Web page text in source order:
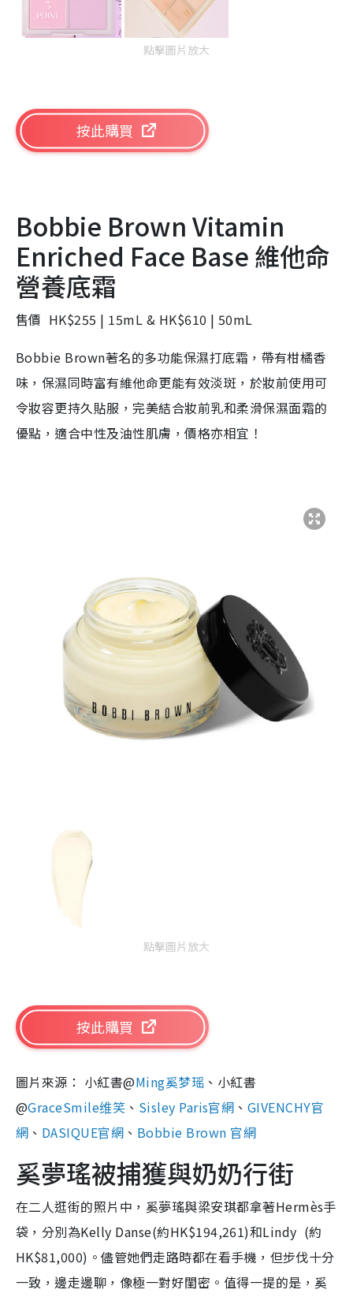
點擊圖片放大
按此購買
Bobbie Brown Vitamin
Enriched Face Base 維他命
營養底霜
售價 HK$255 | 15mL & HK$610 | 50mL
Bobbie Brown著名的多功能保濕打底霜，帶有柑橘香
味，保濕同時富有維他命更能有效淡斑，於妝前使用可
令妝容更持久貼服，完美結合妝前乳和柔滑保濕面霜的
優點，適合中性及油性肌膚，價格亦相宜！
點擊圖片放大
按此購買
圖片來源： 小紅書@Ming奚梦瑶 、 小紅書
@GraceSmile维笑 、 Sisley Paris官網 、 GIVENCHY官
網 、 DASIQUE官網 、 Bobbie Brown 官網
奚夢瑤被捕獲與奶奶行街
在二人逛街的照片中，奚夢瑤與梁安琪都拿著Hermès手
袋，分別為Kelly Danse(約HK$194,261)和Lindy (約
HK$81,000)。儘管她們走路時都在看手機，但步伐十分
一致，邊走邊聊，像極一對好閨密。值得一提的是，奚